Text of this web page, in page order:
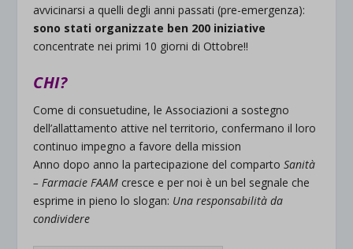
avvicinarsi a quelli degli anni passati (pre-emergenza):
sono stati organizzate ben 200 iniziative
concentrate nei primi 10 giorni di Ottobre!!
CHI?
Come di consuetudine, le Associazioni a sostegno
dell’allattamento attive nel territorio, confermano il loro
continuo impegno a favore della mission
Anno dopo anno la partecipazione del compartoSanità
– Farmacie FAAM cresce e per noi è un bel segnale che
esprime in pieno lo slogan: Una responsabilità da
condividere